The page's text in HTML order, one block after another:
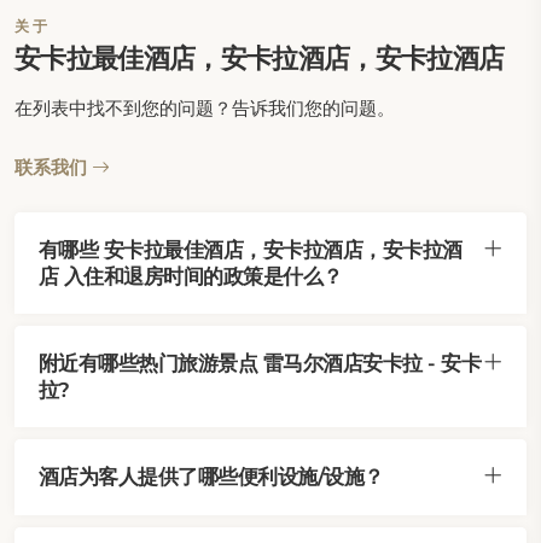
关于
安卡拉最佳酒店，安卡拉酒店，安卡拉酒店
在列表中找不到您的问题？告诉我们您的问题。
联系我们
有哪些 安卡拉最佳酒店，安卡拉酒店，安卡拉酒
店 入住和退房时间的政策是什么？
附近有哪些热门旅游景点 雷马尔酒店安卡拉 - 安卡
拉?
酒店为客人提供了哪些便利设施/设施？